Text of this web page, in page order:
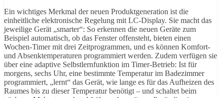
Ein wichtiges Merkmal der neuen Produktgeneration ist die
einheitliche elektronische Regelung mit LC-Display. Sie macht das
jeweilige Gerät „smarter“: So erkennen die neuen Geräte zum
Beispiel automatisch, ob das Fenster offensteht, bieten einen
Wochen-Timer mit drei Zeitprogrammen, und es können Komfort-
und Absenktemperaturen programmiert werden. Zudem verfügen sie
über eine adaptive Selbstlernfunktion im Timer-Betrieb: Ist für
morgens, sechs Uhr, eine bestimmte Temperatur im Badezimmer
programmiert, „lernt“ das Gerät, wie lange es für das Aufheizen des
Raumes bis zu dieser Temperatur benötigt – und schaltet beim